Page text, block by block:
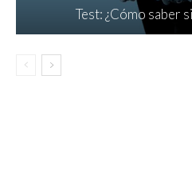
Test: ¿Cómo saber